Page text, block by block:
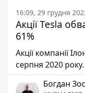
16:09, 29 грудня
Акції Tesla
61%
Акції компанії
серпня 2020 року.
Богдан